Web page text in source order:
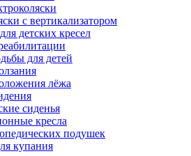
с вертикализатором
детских кресел
для детей
лёжа
сиденья
кресла
подушек
купания